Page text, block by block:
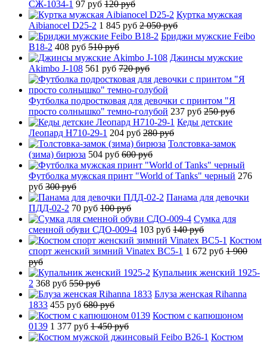
СЖ-1034-1 97 руб 120 руб
Куртка мужская
Aibianocel D25-2 1 845 руб 2 050 руб
Бриджи мужские Feibo
B18-2 408 руб 510 руб
Джинсы мужские
Akimbo J-108 561 руб 720 руб
Футболка подростковая для девочки с принтом "Я
просто солнышко" темно-голубой 237 руб 250 руб
Кеды детские
Леопард H710-29-1 204 руб 280 руб
Толстовка-замок
(зима) бирюза 504 руб 600 руб
Футболка мужская принт "World of Tanks" черный 276
руб 300 руб
Панама для девочки
ПДД-02-2 70 руб 100 руб
Сумка для
сменной обуви СДО-009-4 103 руб 140 руб
Костюм
спорт женский зимний Vinatex BC5-1 1 672 руб 1 900
руб
Купальник женский 1925-
2 368 руб 550 руб
Блуза женская Rihanna
1833 455 руб 680 руб
Костюм с капюшоном
0139 1 377 руб 1 450 руб
Костюм